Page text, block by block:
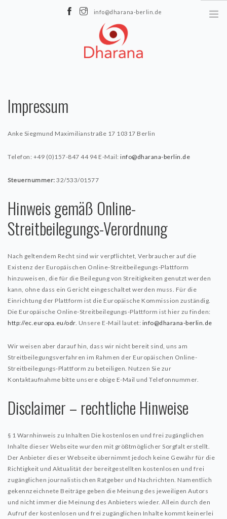
info@dharana-berlin.de
Maximilianstraße 17 | 10317 Berlin
YOGA
LehrerInnen
KUNST
Aktuell
MUSIK
Aktuell
Get-together
Impressum
Anke Siegmund Maximilianstraße 17 10317 Berlin
Telefon: +49 (0)157-847 44 94E-Mail: info@dharana-berlin.de
Steuernummer: 32/533/01577
Hinweis gemäß Online-
Streitbeilegungs-Verordnung
Nach geltendem Recht sind wir verpflichtet, Verbraucher auf die
Existenz der Europäischen Online-Streitbeilegungs-Plattform
hinzuweisen, die für die Beilegung von Streitigkeiten genutzt werden
kann, ohne dass ein Gericht eingeschaltet werden muss. Für die
Einrichtung der Plattform ist die Europäische Kommission zuständig.
Die Europäische Online-Streitbeilegungs-Plattform ist hier zu finden:
http://ec.europa.eu/odr. Unsere E-Mail lautet: info@dharana-berlin.de
Wir weisen aber darauf hin, dass wir nicht bereit sind, uns am
Streitbeilegungsverfahren im Rahmen der Europäischen Online-
Streitbeilegungs-Plattform zu beteiligen. Nutzen Sie zur
Kontaktaufnahme bitte unsere obige E-Mail und Telefonnummer.
Disclaimer – rechtliche Hinweise
§ 1 Warnhinweis zu Inhalten Die kostenlosen und frei zugänglichen
Inhalte dieser Webseite wurden mit größtmöglicher Sorgfalt erstellt.
Der Anbieter dieser Webseite übernimmt jedoch keine Gewähr für die
Richtigkeit und Aktualität der bereitgestellten kostenlosen und frei
zugänglichen journalistischen Ratgeber und Nachrichten. Namentlich
gekennzeichnete Beiträge geben die Meinung des jeweiligen Autors
und nicht immer die Meinung des Anbieters wieder. Allein durch den
Aufruf der kostenlosen und frei zugänglichen Inhalte kommt keinerlei